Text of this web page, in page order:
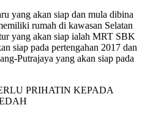
yang akan siap dan mula dibina
rumah di kawasan Selatan
yang akan siap ialah MRT SBK
siap pada pertengahan 2017 dan
Putrajaya yang akan siap pada
PRIHATIN KEPADA